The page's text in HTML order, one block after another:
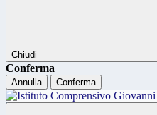
Chiudi
Conferma
Annulla Conferma